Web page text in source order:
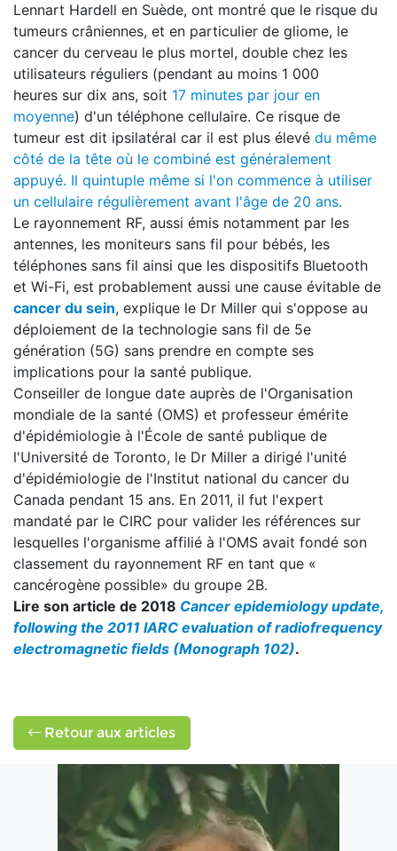
Lennart Hardell en Suède, ont montré que le risque du
tumeurs crâniennes, et en particulier de gliome, le
cancer du cerveau le plus mortel, double chez les
utilisateurs réguliers (pendant au moins 1 000
heures sur dix ans, soit 17 minutes par jour en
moyenne) d'un téléphone cellulaire. Ce risque de
tumeur est dit ipsilatéral car il est plus élevé du même
côté de la tête où le combiné est généralement
appuyé. Il quintuple même si l'on commence à utiliser
un cellulaire régulièrement avant l'âge de 20 ans.
Le rayonnement RF, aussi émis notamment par les
antennes, les moniteurs sans fil pour bébés, les
téléphones sans fil ainsi que les dispositifs Bluetooth
et Wi-Fi, est probablement aussi une cause évitable de
cancer du sein, explique le Dr Miller qui s'oppose au
déploiement de la technologie sans fil de 5e
génération (5G) sans prendre en compte ses
implications pour la santé publique.
Conseiller de longue date auprès de l'Organisation
mondiale de la santé (OMS) et professeur émérite
d'épidémiologie à l'École de santé publique de
l'Université de Toronto, le Dr Miller a dirigé l'unité
d'épidémiologie de l'Institut national du cancer du
Canada pendant 15 ans. En 2011, il fut l'expert
mandaté par le CIRC pour valider les références sur
lesquelles l'organisme affilié à l'OMS avait fondé son
classement du rayonnement RF en tant que «
cancérogène possible» du groupe 2B.
Lire son article de 2018 Cancer epidemiology update,
following the 2011 IARC evaluation of radiofrequency
electromagnetic fields (Monograph 102).
Retour aux articles